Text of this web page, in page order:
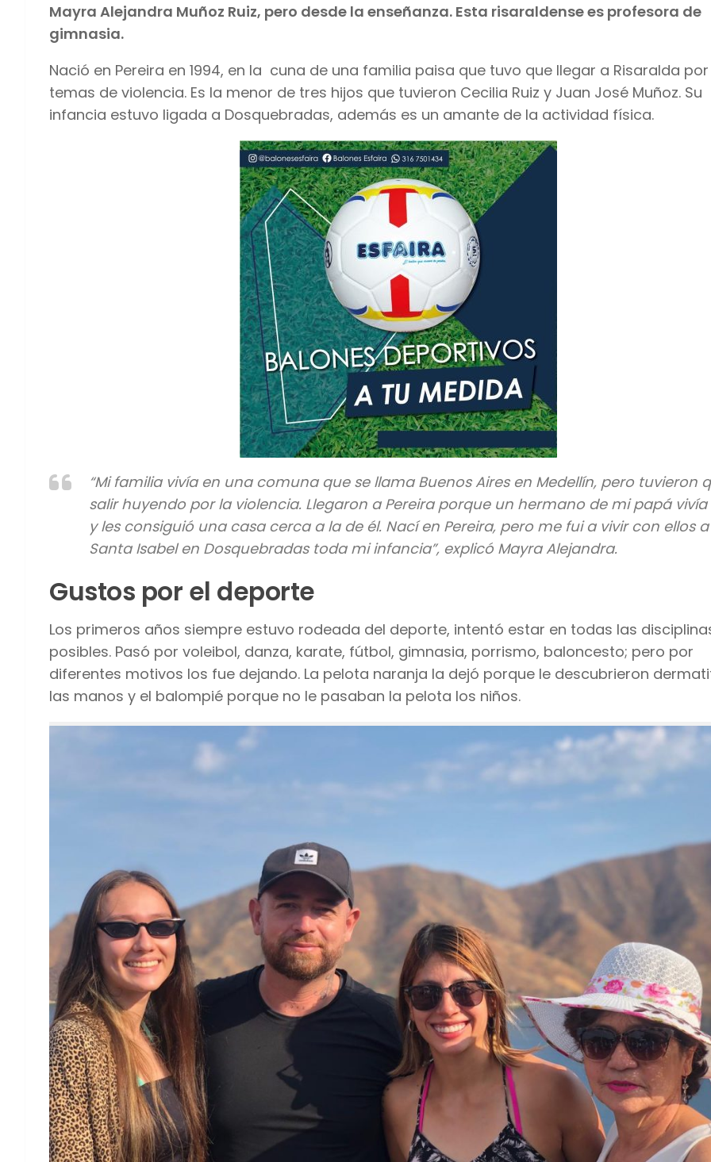
Mayra Alejandra Muñoz Ruiz, pero desde la enseñanza. Esta risaraldense es profesora de
gimnasia.
Nació en Pereira en 1994, en la cuna de una familia paisa que tuvo que llegar a Risaralda por
temas de violencia. Es la menor de tres hijos que tuvieron Cecilia Ruiz y Juan José Muñoz. Su
infancia estuvo ligada a Dosquebradas, además es un amante de la actividad física.
“Mi familia vivía en una comuna que se llama Buenos Aires en Medellín, pero tuvieron
salir huyendo por la violencia. Llegaron a Pereira porque un hermano de mi papá
y les consiguió una casa cerca a la de él. Nací en Pereira, pero me fui a vivir con ellos a
Santa Isabel en Dosquebradas toda mi infancia”, explicó Mayra Alejandra.
Gustos por el deporte
Los primeros años siempre estuvo rodeada del deporte, intentó estar en todas las
posibles. Pasó por voleibol, danza, karate, fútbol, gimnasia, porrismo, baloncesto; pero por
diferentes motivos los fue dejando. La pelota naranja la dejó porque le descubrieron
las manos y el balompié porque no le pasaban la pelota los niños.